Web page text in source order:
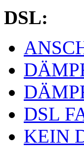
DSL:
DSL
KEIN